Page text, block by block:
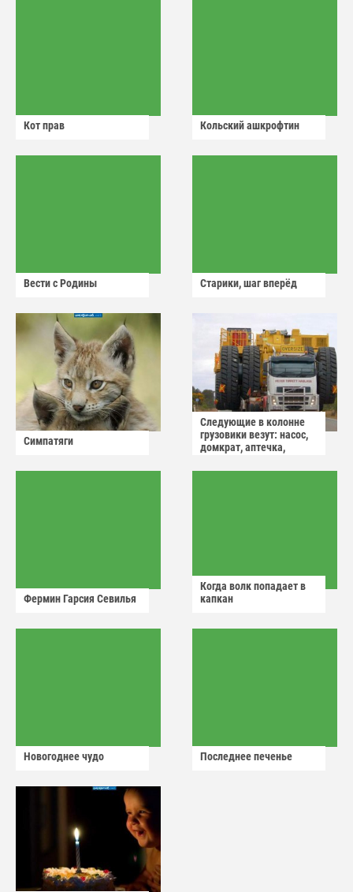
Кот прав Кольский ашкрофтин
Вести с Родины Старики, шаг вперёд
Симпатяги
Следующие в колонне
грузовики везут: насос,
домкрат, аптечка,
Фермин Гарсия Севилья
Когда волк попадает в
капкан
Новогоднее чудо Последнее печенье